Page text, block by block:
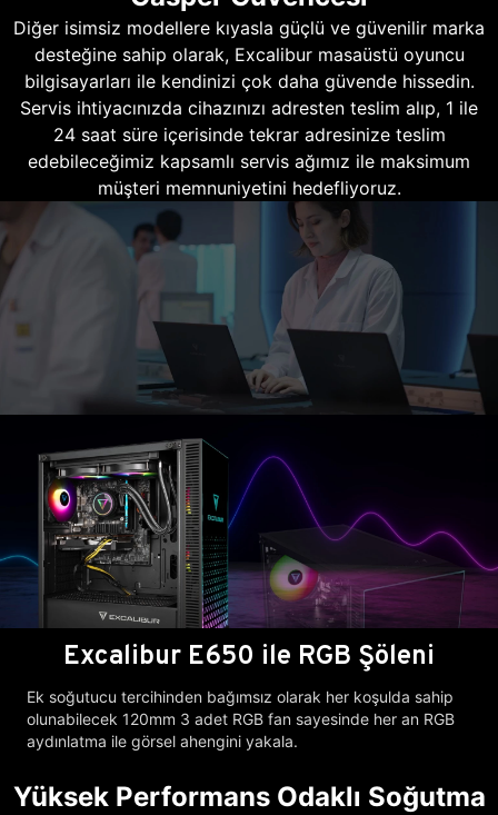
Diğer isimsiz modellere kıyasla güçlü ve güvenilir marka
desteğine sahip olarak, Excalibur masaüstü oyuncu
bilgisayarları ile kendinizi çok daha güvende hissedin.
Servis ihtiyacınızda cihazınızı adresten teslim alıp, 1 ile
24 saat süre içerisinde tekrar adresinize teslim
edebileceğimiz kapsamlı servis ağımız ile maksimum
müşteri memnuniyetini hedefliyoruz.
Excalibur E650 ile RGB Şöleni
Ek soğutucu tercihinden bağımsız olarak her koşulda sahip
olunabilecek 120mm 3 adet RGB fan sayesinde her an RGB
aydınlatma ile görsel ahengini yakala.
Yüksek Performans Odaklı Soğutma